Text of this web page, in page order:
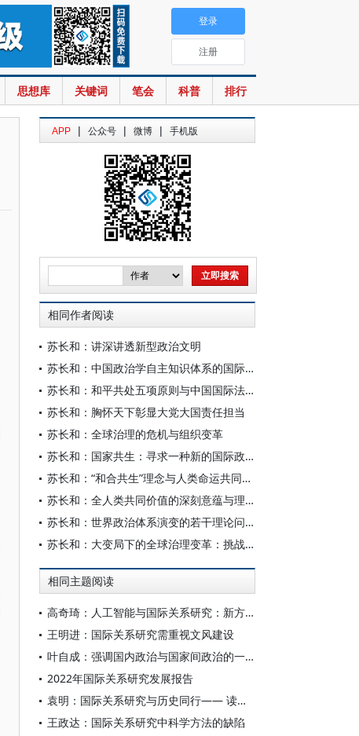
思想库 关键词 笔会 科普 排行
登录
注册
APP | 公众号 | 微博 | 手机版
相同作者阅读
苏长和：讲深讲透新型政治文明
苏长和：中国政治学自主知识体系的国际传播
苏长和：和平共处五项原则与中国国际法理论体系的思索
苏长和：胸怀天下彰显大党大国责任担当
苏长和：全球治理的危机与组织变革
苏长和：国家共生：寻求一种新的国际政治文明
苏长和：“和合共生”理念与人类命运共同体之间的内在价值逻辑
苏长和：全人类共同价值的深刻意蕴与理论贡献
苏长和：世界政治体系演变的若干理论问题
苏长和：大变局下的全球治理变革：挑战与前景
相同主题阅读
高奇琦：人工智能与国际关系研究：新方法与新议题
王明进：国际关系研究需重视文风建设
叶自成：强调国内政治与国家间政治的一体化——商鞅治国思维的灵魂
2022年国际关系研究发展报告
袁明：国际关系研究与历史同行—— 读《国际关系研究的历史路径》
王政达：国际关系研究中科学方法的缺陷